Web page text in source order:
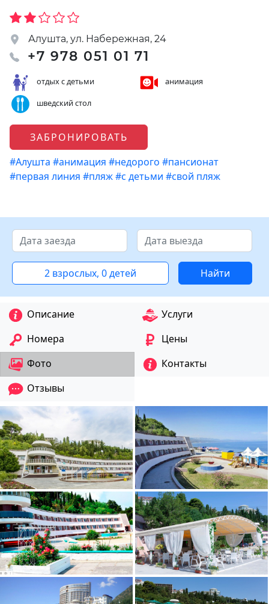
Алушта, ул. Набережная, 24
+7 978 051 01 71
отдых с детьми
анимация
шведский стол
ЗАБРОНИРОВАТЬ
#Алушта #анимация #недорого #пансионат
#первая линия #пляж#с детьми #свой пляж
2 взрослых, 0 детей Найти
Описание
Услуги
Номера
Цены
Фото
Контакты
Отзывы